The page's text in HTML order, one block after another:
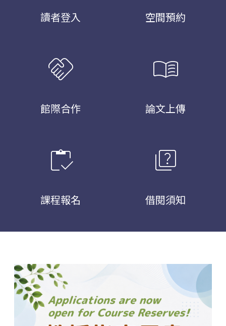
讀者登入 空間預約
handshake
館際合作
menu_book
論文上傳
inventory
課程報名
quiz
借閱須知